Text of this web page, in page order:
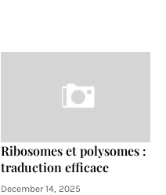
Ribosomes et polysomes :
traduction efficace
December 14, 2025